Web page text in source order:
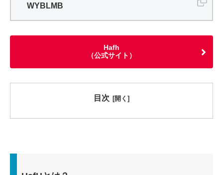
WYBLMB
Hafh
（公式サイト）
目次